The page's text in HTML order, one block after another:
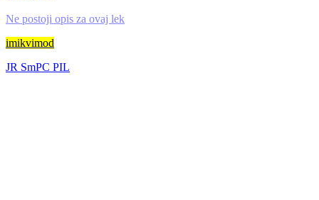
Ne postoji opis za ovaj lek
imikvimod
JR SmPC PIL